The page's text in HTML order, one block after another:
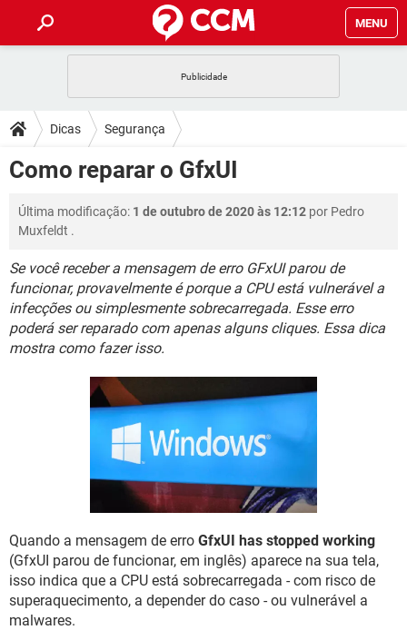
MENU
CELULAR
OUTLOOK
GUIA DE COMPRAS
DICAS
JOGOS
CELULAR FACEBOOK
OUTLOOK EXCEL
GUIA DE COMPRAS
DOWNLOADS
CELULAR
INSTAGRAM GMAIL
GUIA DE COMPRAS
FÓRUM
CELULAR FACEBOOK
OUTLOOK EXCEL
INSTAGRAM GMAIL
JOGOS WHATSAPP
CELULAR FACEBOOK
OUTLOOK
GUIA DE COMPRAS
Dicas Segurança
Como reparar o GfxUI
Última modificação: 1 de outubro de 2020 às 12:12 por Pedro
Muxfeldt .
Se você receber a mensagem de erro GFxUI parou de
funcionar, provavelmente é porque a CPU está vulnerável a
infecções ou simplesmente sobrecarregada. Esse erro
poderá ser reparado com apenas alguns cliques. Essa dica
mostra como fazer isso.
Quando a mensagem de erro GfxUI has stopped working
(GfxUI parou de funcionar, em inglês) aparece na sua tela,
isso indica que a CPU está sobrecarregada - com risco de
superaquecimento, a depender do caso - ou vulnerável a
malwares.